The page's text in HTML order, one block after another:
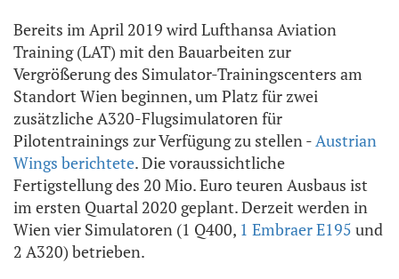
Bereits im April 2019 wird Lufthansa Aviation
Training (LAT) mit den Bauarbeiten zur
Vergrößerung des Simulator-Trainingscenters am
Standort Wien beginnen, um Platz für zwei
zusätzliche A320-Flugsimulatoren für
Pilotentrainings zur Verfügung zu stellen -Austrian
Wings berichtete. Die voraussichtliche
Fertigstellung des 20 Mio. Euro teuren Ausbaus ist
im ersten Quartal 2020 geplant. Derzeit werden in
Wien vier Simulatoren (1 Q400, 1 Embraer E195 und
2 A320) betrieben.